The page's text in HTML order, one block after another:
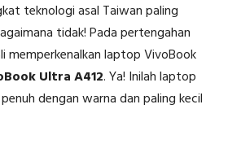
teknologi asal Taiwan paling
tidak! Pada pertengahan
memperkenalkan laptop VivoBook
Ultra A412. Ya! Inilah laptop
dengan warna dan paling kecil